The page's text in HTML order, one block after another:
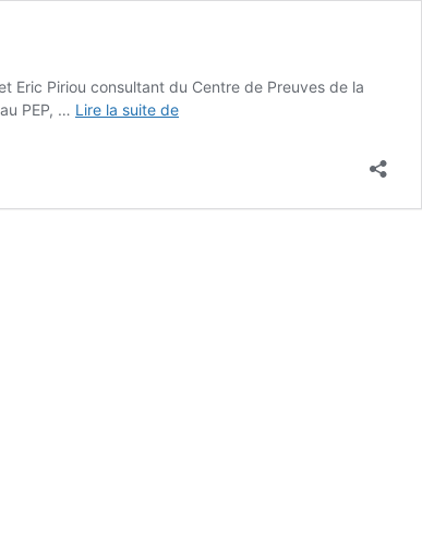
Eric Piriou consultant du Centre de Preuves de la
PEP, … Lire la suite dePool